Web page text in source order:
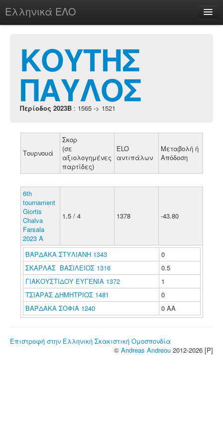
Ελληνικά ΕΛΟ
chesstu.be @ discord
Login
ΚΟΥΤΗΣ
ΠΑΥΛΟΣ
Περίοδος 2023B : 1565 -> 1521
Τουρνουά
Σκορ
(σε
αξιολογημένες
παρτίδες)
ELO
αντιπάλων
Μεταβολή ή
Απόδοση
6th
tournament
Giortis
Chalva
Farsala
2023 A
1.5 / 4 1378 -43.80
ΒΑΡΔΑΚΑ ΣΤΥΛΙΑΝΗ 1343
0
ΣΚΑΡΛΑΣ ΒΑΣΙΛΕΙΟΣ 1316
0.5
ΓΙΑΚΟΥΣΤΙΔΟΥ ΕΥΓΕΝΙΑ 1372
1
ΤΣΙΑΡΑΣ ΔΗΜΗΤΡΙΟΣ 1481
0
ΒΑΡΔΑΚΑ ΣΟΦΙΑ 1240
0 ΑΑ
Επιστροφή στην Ελληνική Σκακιστική Ομοσπονδία
© Andreas Andreou 2012-2026 [P]